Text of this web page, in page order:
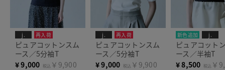
j. 再入荷
ピュアコットンスム
ース／5分袖T
¥9,000 税込 ￥9,900
j. 再入荷
ピュアコットンスム
ース／5分袖T
¥9,000 税込 ￥9,900
新色追加
j.
人気商品
ピュアコット
ース／半袖T
¥8,500 税込 ￥